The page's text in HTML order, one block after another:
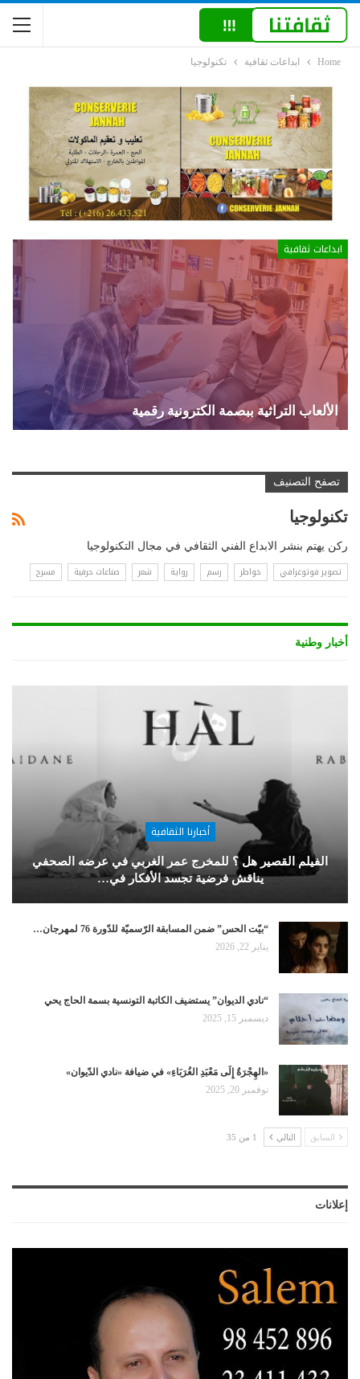
Home ابداعات ثقافية تكنولوجيا
ابداعات ثقافية
الألعاب التراثية ببصمة الكترونية رقمية
تصفح التصنيف
تكنولوجيا
ركن يهتم بنشر الابداع الفني الثقافي في مجال التكنولوجيا
تصوير فوتوغرافي خواطر رسم رواية شعر صناعات حرفية مسرح
أخبار وطنية
أخبارنا الثقافية
الفيلم القصير هل ؟ للمخرج عمر الغربي في عرضه الصحفي
يناقش فرضية تجسد الأفكار في…
“بيّت الحس” ضمن المسابقة الرّسميّة للدّورة 76 لمهرجان…
يناير 22, 2026
“نادي الديوان” يستضيف الكاتبة التونسية بسمة الحاج يحي
ديسمبر 15, 2025
«الهِجْرَةُ إِلَى مَعْبَدِ الغُرَبَاءِ» في ضيافة «نادي الدّيوان»
نوفمبر 20, 2025
السابق التالي 1 من 35
إعلانات